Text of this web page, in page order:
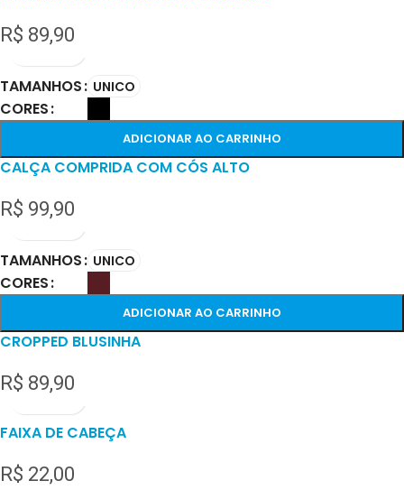
R$ 89,90
TAMANHOS UNICO
CORES
ADICIONAR AO CARRINHO
CALÇA COMPRIDA COM CÓS ALTO
R$ 99,90
TAMANHOS UNICO
CORES
ADICIONAR AO CARRINHO
CROPPED BLUSINHA
R$ 89,90
FAIXA DE CABEÇA
R$ 22,00